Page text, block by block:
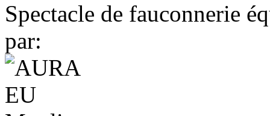
Spectacle de fauconnerie
par: